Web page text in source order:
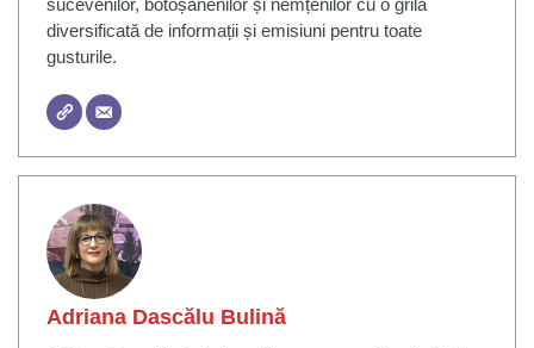
diversificată de informații și emisiuni pentru toate
gusturile.
Adriana Dascălu Bulină